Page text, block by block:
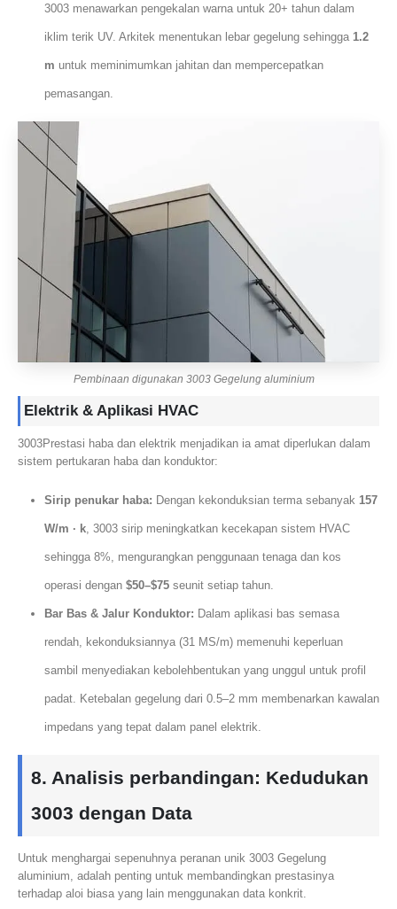
3003 menawarkan pengekalan warna untuk 20+ tahun dalam
iklim terik UV. Arkitek menentukan lebar gegelung sehingga 1.2
m untuk meminimumkan jahitan dan mempercepatkan
pemasangan.
Pembinaan digunakan 3003 Gegelung aluminium
Elektrik & Aplikasi HVAC
3003Prestasi haba dan elektrik menjadikan ia amat diperlukan dalam
sistem pertukaran haba dan konduktor:
Sirip penukar haba: Dengan kekonduksian terma sebanyak 157
W/m · k, 3003 sirip meningkatkan kecekapan sistem HVAC
sehingga 8%, mengurangkan penggunaan tenaga dan kos
operasi dengan $50–$75seunit setiap tahun.
Bar Bas & Jalur Konduktor: Dalam aplikasi bas semasa
rendah, kekonduksiannya (31 MS/m) memenuhi keperluan
sambil menyediakan kebolehbentukan yang unggul untuk profil
padat. Ketebalan gegelung dari 0.5–2 mm membenarkan kawalan
impedans yang tepat dalam panel elektrik.
8. Analisis perbandingan: Kedudukan
3003 dengan Data
Untuk menghargai sepenuhnya peranan unik 3003 Gegelung
aluminium, adalah penting untuk membandingkan prestasinya
terhadap aloi biasa yang lain menggunakan data konkrit.